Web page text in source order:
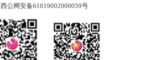
西公网安备61019002000059号